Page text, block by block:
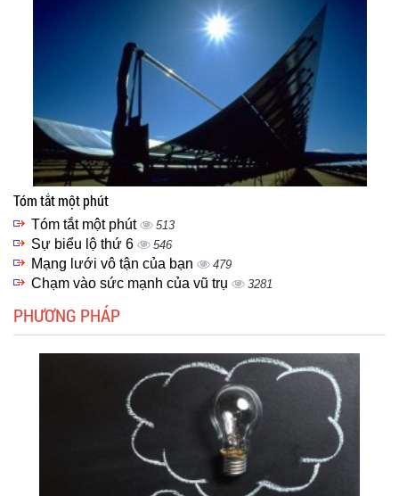
Tóm tắt một phút
Tóm tắt một phút 513
Sự biểu lộ thứ 6 546
Mạng lưới vô tận của bạn 479
Chạm vào sức mạnh của vũ trụ 3281
PHƯƠNG PHÁP